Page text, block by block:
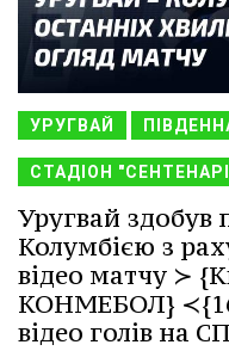
УРУГВАЙ
СТАДІОН
Уругвай здобув
Колумбією з
відео матчу ≻
КОНМЕБОЛ}
відео голів на